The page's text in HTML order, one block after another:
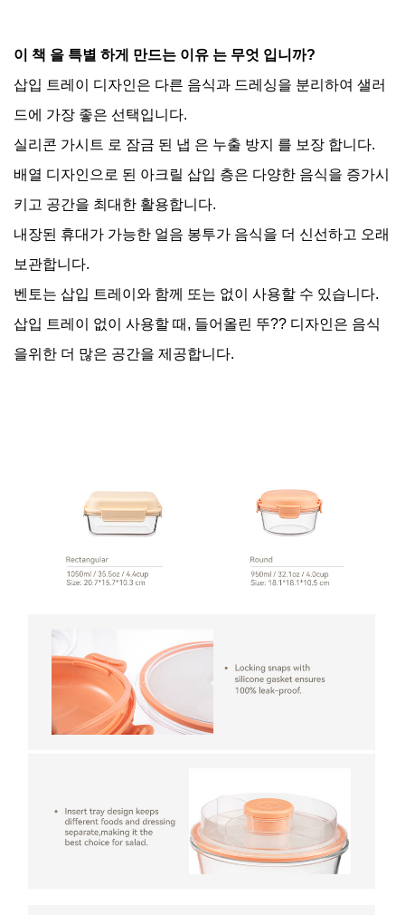
이 책 을 특별 하게 만드는 이유 는 무엇 입니까?
삽입 트레이 디자인은 다른 음식과 드레싱을 분리하여 샐러
드에 가장 좋은 선택입니다.
실리콘 가시트 로 잠금 된 냅 은 누출 방지 를 보장 합니다.
배열 디자인으로 된 아크릴 삽입 층은 다양한 음식을 증가시
키고 공간을 최대한 활용합니다.
내장된 휴대가 가능한 얼음 봉투가 음식을 더 신선하고 오래
보관합니다.
벤토는 삽입 트레이와 함께 또는 없이 사용할 수 있습니다.
삽입 트레이 없이 사용할 때, 들어올린 뚜?? 디자인은 음식
을위한 더 많은 공간을 제공합니다.